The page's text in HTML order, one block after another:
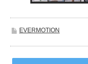
EVERMOTION